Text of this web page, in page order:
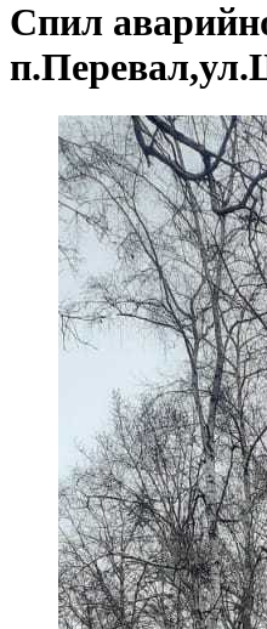
Спил